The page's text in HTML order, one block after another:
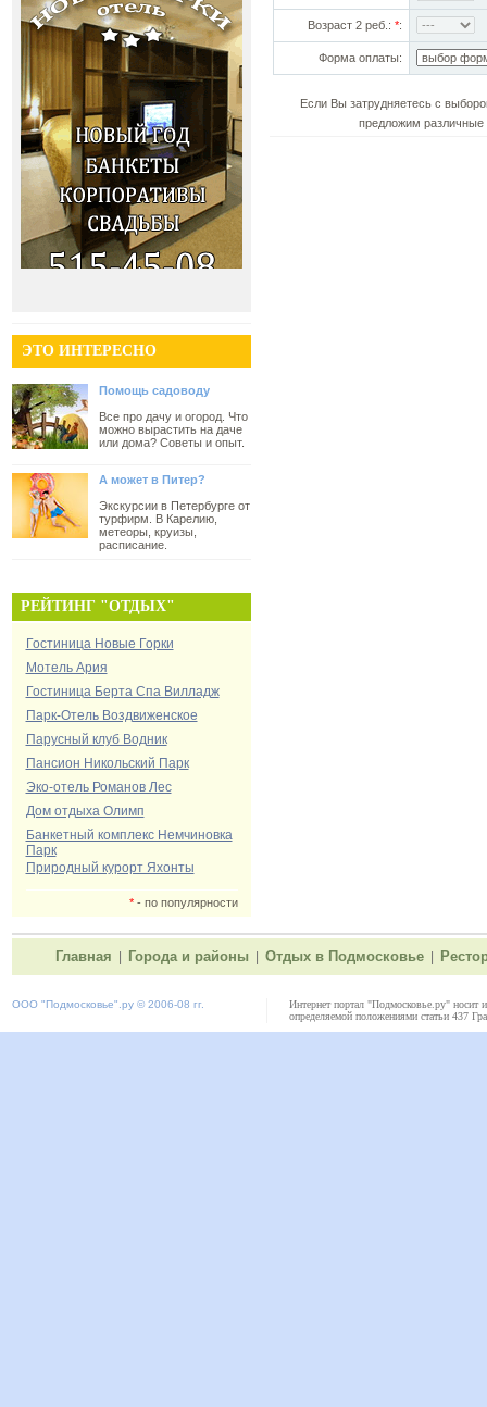
ЭТО ИНТЕРЕСНО
Помощь садоводу
Все про дачу и огород. Что
можно вырастить на даче
или дома? Советы и опыт.
А может в Питер?
Экскурсии в Петербурге от
турфирм. В Карелию,
метеоры, круизы,
расписание.
РЕЙТИНГ "ОТДЫХ"
Гостиница Новые Горки
Мотель Ария
Гостиница Берта Спа Вилладж
Парк-Отель Воздвиженское
Парусный клуб Водник
Пансион Никольский Парк
Эко-отель Романов Лес
Дом отдыха Олимп
Банкетный комплекс Немчиновка
Парк
Природный курорт Яхонты
*- по популярности
Возраст 2 реб.: *:
Форма оплаты:
Если Вы затрудняетесь с
предложим различные
Главная Города и районы Отдых в Подмосковье
ООО "Подмосковье" .ру © 2006-08 гг.
Интернет портал "Подмосковье.ру" носит
определяемой положениями статьи 437